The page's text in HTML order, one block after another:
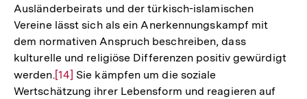
Ausländerbeirats und der türkisch-islamischen
Vereine lässt sich als ein Anerkennungskampf mit
dem normativen Anspruch beschreiben, dass
kulturelle und religiöse Differenzen positiv gewürdigt
werden.Zur
Auflösung
[14] Sie kämpfen um die soziale
Wertschätzung ihrer Lebensform und reagieren auf